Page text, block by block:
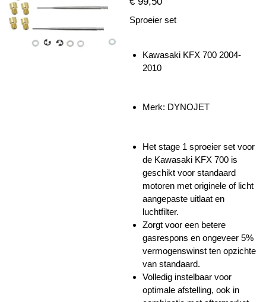
Sproeier set
Kawasaki KFX 700 2004-
2010
Merk: DYNOJET
Het stage 1 sproeier set voor
de Kawasaki KFX 700 is
geschikt voor standaard
motoren met originele of licht
aangepaste uitlaat en
luchtfilter.
Zorgt voor een betere
gasrespons en ongeveer 5%
vermogenswinst ten opzichte
van standaard.
Volledig instelbaar voor
optimale afstelling, ook in